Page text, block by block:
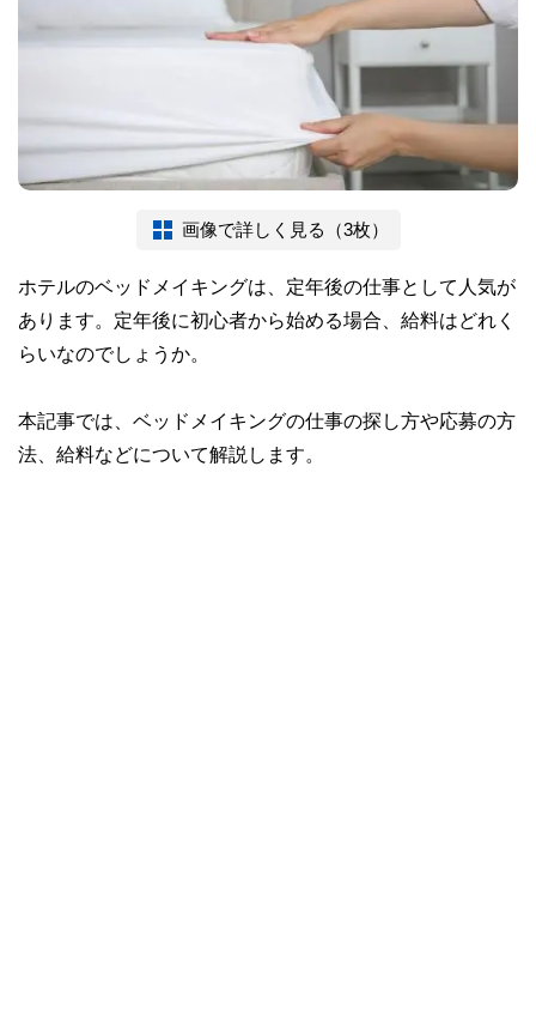
画像で詳しく見る（3枚）
ホテルのベッドメイキングは、定年後の仕事として人気が
あります。定年後に初心者から始める場合、給料はどれく
らいなのでしょうか。
本記事では、ベッドメイキングの仕事の探し方や応募の方
法、給料などについて解説します。